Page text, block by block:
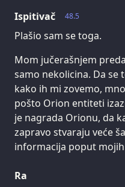
48.5
Ispitivač
Plašio sam se toga.
Mom jučerašnjem
samo nekolicina. Da se
kako ih mi zovemo,
pošto Orion entiteti
je nagrada Orionu, da
zapravo stvaraju veće
informacija poput
Ra